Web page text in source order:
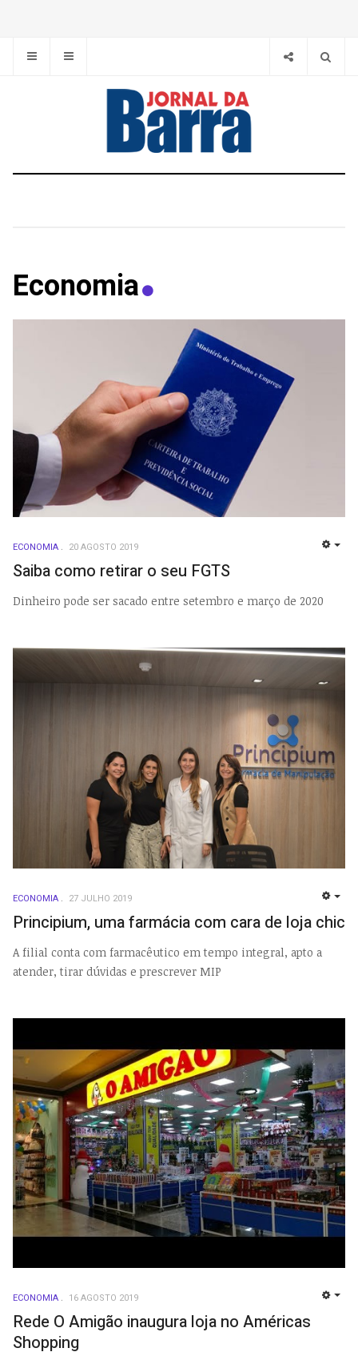
Economia
ECONOMIA 20 AGOSTO 2019
Saiba como retirar o seu FGTS
Dinheiro pode ser sacado entre setembro e março de 2020
ECONOMIA 27 JULHO 2019
Principium, uma farmácia com cara de loja chic
A filial conta com farmacêutico em tempo integral, apto a
atender, tirar dúvidas e prescrever MIP
ECONOMIA 16 AGOSTO 2019
Rede O Amigão inaugura loja no Américas
Shopping